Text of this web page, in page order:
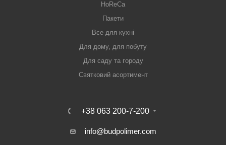
HoReCa
Пакети
Все для кухні
Для дому, для побуту
Для саду та городу
Святковий асортимент
+38 063 200-7-200
info@budpolimer.com